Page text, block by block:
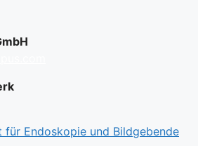
für Endoskopie und Bildgebende